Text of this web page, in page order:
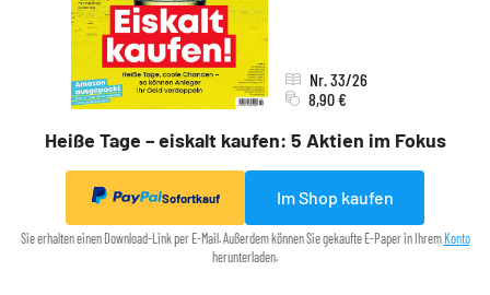
Heiße Tage – eiskalt kaufen: 5 Aktien im Fokus
Nr. 33/26
8,90 €
Sofortkauf Im Shop kaufen
Sie erhalten einen Download-Link per E-Mail. Außerdem können Sie gekaufte E-Paper in Ihrem Konto
herunterladen.